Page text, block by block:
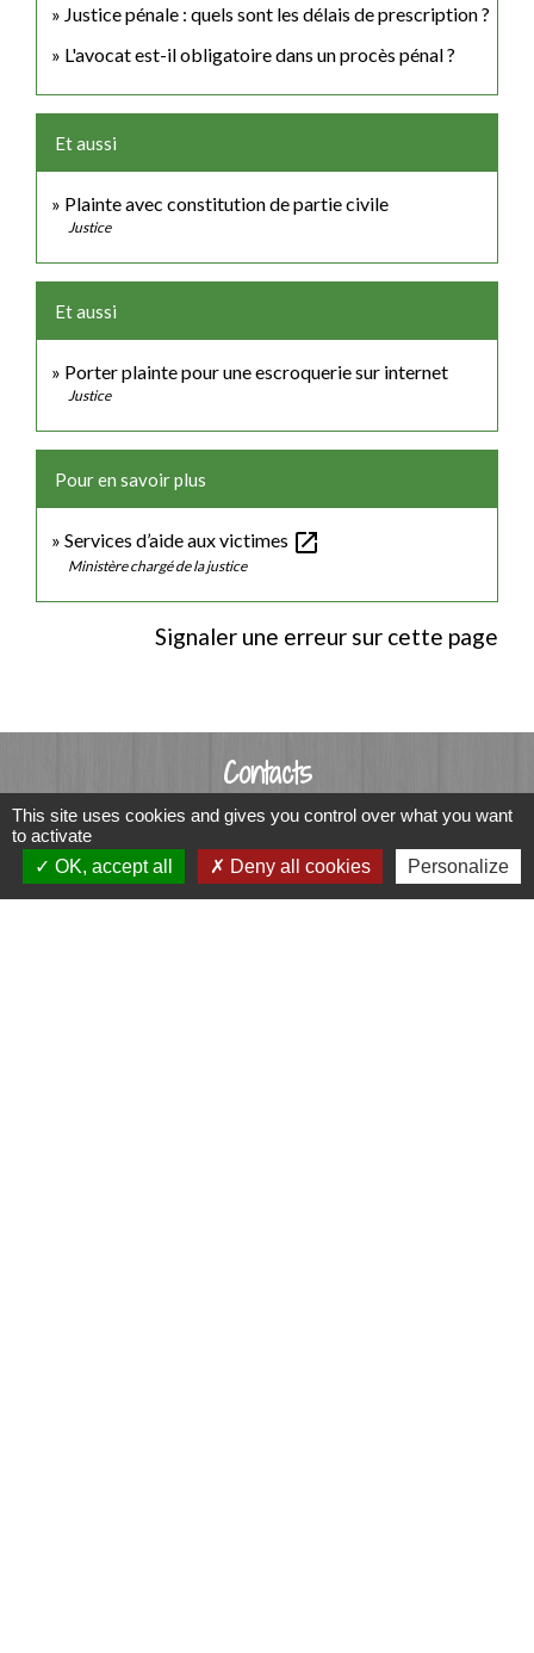
Justice pénale : quels sont les délais de prescription ?
L'avocat est-il obligatoire dans un procès pénal ?
Et aussi
Plainte avec constitution de partie civile
Justice
Et aussi
Porter plainte pour une escroquerie sur internet
Justice
Pour en savoir plus
Services d’aide aux victimes open_in_new
Ministère chargé de la justice
Signaler une erreur sur cette page
Contacts
Commune de Luitré-Dompierre
14 rue de Normandie - LUITRE
35133 Luitré-Dompierre - FRANCE
This site uses cookies and gives you control over what you want
to activate
OK, accept all
Deny all cookies Personalize